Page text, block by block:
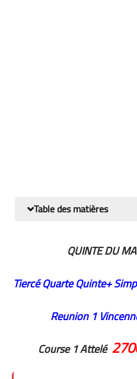
Table des matières
QUINTE DU
Tiercé QuarteQuinte+
Reunion 1
Course 1 Attelé